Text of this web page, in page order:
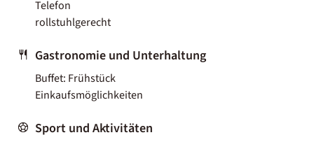
Telefon
rollstuhlgerecht
Gastronomie und Unterhaltung
Buffet: Frühstück
Einkaufsmöglichkeiten
Sport und Aktivitäten